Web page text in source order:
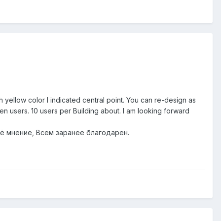
yellow color I indicated central point. You can re-design as
users. 10 users per Building about. I am looking forward
мнение, Всем заранее благодарен.